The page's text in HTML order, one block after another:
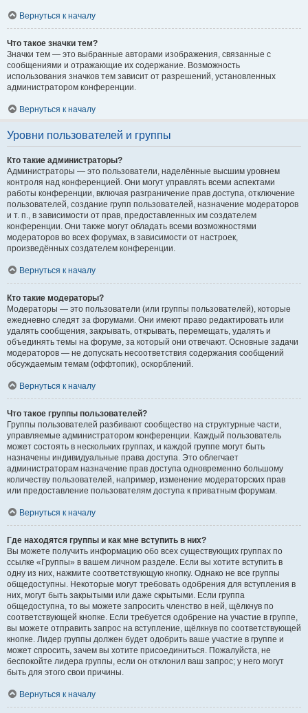
Вернуться к началу
Что такое значки тем?
Значки тем — это выбранные авторами изображения, связанные с
сообщениями и отражающие их содержание. Возможность
использования значков тем зависит от разрешений, установленных
администратором конференции.
Вернуться к началу
Уровни пользователей и группы
Кто такие администраторы?
Администраторы — это пользователи, наделённые высшим уровнем
контроля над конференцией. Они могут управлять всеми аспектами
работы конференции, включая разграничение прав доступа, отключение
пользователей, создание групп пользователей, назначение модераторов
и т. п., в зависимости от прав, предоставленных им создателем
конференции. Они также могут обладать всеми возможностями
модераторов во всех форумах, в зависимости от настроек,
произведённых создателем конференции.
Вернуться к началу
Кто такие модераторы?
Модераторы — это пользователи (или группы пользователей), которые
ежедневно следят за форумами. Они имеют право редактировать или
удалять сообщения, закрывать, открывать, перемещать, удалять и
объединять темы на форуме, за который они отвечают. Основные задачи
модераторов — не допускать несоответствия содержания сообщений
обсуждаемым темам (оффтопик), оскорблений.
Вернуться к началу
Что такое группы пользователей?
Группы пользователей разбивают сообщество на структурные части,
управляемые администратором конференции. Каждый пользователь
может состоять в нескольких группах, и каждой группе могут быть
назначены индивидуальные права доступа. Это облегчает
администраторам назначение прав доступа одновременно большому
количеству пользователей, например, изменение модераторских прав
или предоставление пользователям доступа к приватным форумам.
Вернуться к началу
Где находятся группы и как мне вступить в них?
Вы можете получить информацию обо всех существующих группах по
ссылке «Группы» в вашем личном разделе. Если вы хотите вступить в
одну из них, нажмите соответствующую кнопку. Однако не все группы
общедоступны. Некоторые могут требовать одобрения для вступления в
них, могут быть закрытыми или даже скрытыми. Если группа
общедоступна, то вы можете запросить членство в ней, щёлкнув по
соответствующей кнопке. Если требуется одобрение на участие в группе,
вы можете отправить запрос на вступление, щёлкнув по соответствующей
кнопке. Лидер группы должен будет одобрить ваше участие в группе и
может спросить, зачем вы хотите присоединиться. Пожалуйста, не
беспокойте лидера группы, если он отклонил ваш запрос; у него могут
быть для этого свои причины.
Вернуться к началу